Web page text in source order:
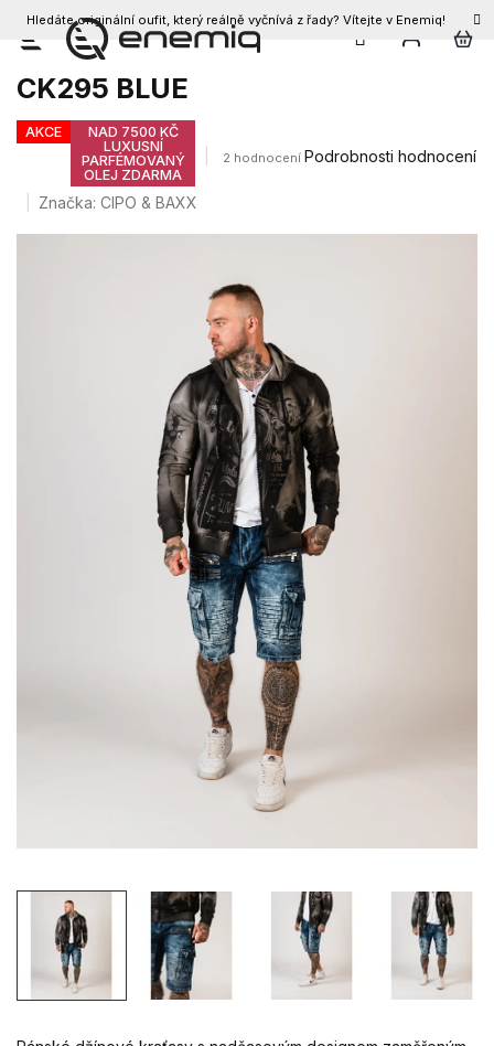
Přejít
obsah
Hledáte originální oufit, který reálně vyčnívá z řady? Vítejte v Enemiq!
CZK
Pánské kraťasy CIPO & BAXX
CK295 BLUE
AKCE
NAD 7500 KČ
LUXUSNÍ
PARFÉMOVANÝ
OLEJ ZDARMA
Průměrné
4,5
5
hvězdiček.
2 hodnocení Podrobnosti hodnocení
Značka:CIPO & BAXX